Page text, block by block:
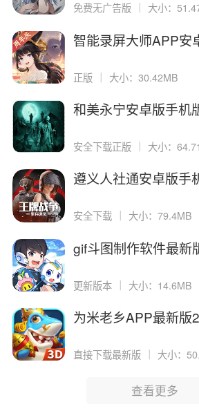
免费无广告版 大小：
智能录屏大师APP安
正版 ｜ 大小：30.42MB
和美永宁安卓版手机
安全下载正版 大小：
遵义人社通安卓版手
安全下载 大小：79.4MB
gif斗图制作软件最新
更新版本 ｜ 大小：14.6MB
为米老乡APP最新版
直接下载最新版 大小：
查看更多